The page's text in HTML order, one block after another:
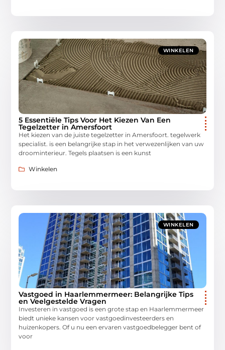
WINKELEN
5 Essentiële Tips Voor Het Kiezen Van Een
Tegelzetter in Amersfoort
Het kiezen van de juiste tegelzetter in Amersfoort. tegelwerk
specialist. is een belangrijke stap in het verwezenlijken van uw
droominterieur. Tegels plaatsen is een kunst
Winkelen
WINKELEN
Vastgoed in Haarlemmermeer: Belangrijke Tips
en Veelgestelde Vragen
Investeren in vastgoed is een grote stap en Haarlemmermeer
biedt unieke kansen voor vastgoedinvesteerders en
huizenkopers. Of u nu een ervaren vastgoedbelegger bent of
voor